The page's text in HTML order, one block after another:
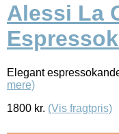
Alessi La
Elegant
mere)
1800 kr. (Vis fragtpris)